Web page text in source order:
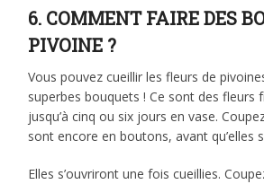
6. COMMENT FAIRE DES
PIVOINE ?
Vous pouvez cueillir les fleurs de
superbes bouquets ! Ce sont des fleurs
jusqu’à cinq ou six jours en vase.
sont encore en boutons, avant qu’elles
Elles s’ouvriront une fois cueillies.